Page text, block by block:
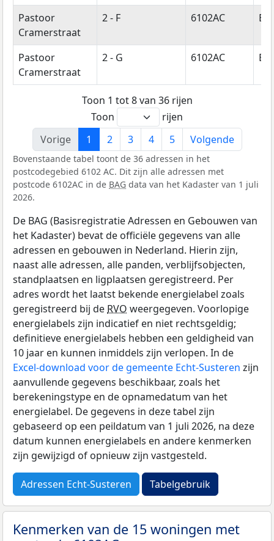
Pastoor
Cramerstraat
2 - F 6102AC
Pastoor
Cramerstraat
2 - G 6102AC
Toon 1 tot 8 van 36 rijen
Toon
rijen
Vorige
1 2 3 4 5 Volgende
Bovenstaande tabel toont de 36 adressen in het
postcodegebied 6102 AC. Dit zijn alle adressen met
postcode 6102AC in de BAG data van het Kadaster van 1 juli
2026.
De BAG (Basisregistratie Adressen en Gebouwen van
het Kadaster) bevat de officiële gegevens van alle
adressen en gebouwen in Nederland. Hierin zijn,
naast alle adressen, alle panden, verblijfsobjecten,
standplaatsen en ligplaatsen geregistreerd. Per
adres wordt het laatst bekende energielabel zoals
geregistreerd bij de RVO weergegeven. Voorlopige
energielabels zijn indicatief en niet rechtsgeldig;
definitieve energielabels hebben een geldigheid van
10 jaar en kunnen inmiddels zijn verlopen. In de
Excel-download voor de gemeente Echt-Susteren zijn
aanvullende gegevens beschikbaar, zoals het
berekeningstype en de opnamedatum van het
energielabel. De gegevens in deze tabel zijn
gebaseerd op een peildatum van 1 juli 2026, na deze
datum kunnen energielabels en andere kenmerken
zijn gewijzigd of opnieuw zijn vastgesteld.
Adressen Echt-Susteren Tabelgebruik
Kenmerken van de 15 woningen met